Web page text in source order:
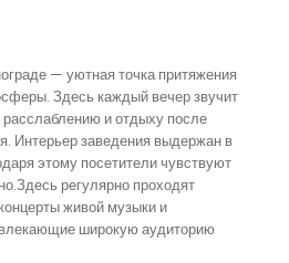
— уютная точка притяжения
Здесь каждый вечер звучит
и отдыху после
Интерьер заведения выдержан в
этому посетители чувствуют
регулярно проходят
живой музыки и
широкую аудиторию